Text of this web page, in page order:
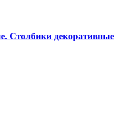
Столбики декоративные